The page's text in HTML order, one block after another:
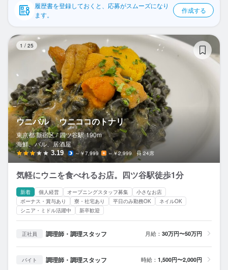
企業情報
履歴書を登録しておくと、応募がスムーズになり
ます。
作成する
1 / 25
ウニバル ウニココのトナリ
東京都 新宿区 / 四ツ谷駅 190m
海鮮、バル、居酒屋
3.19 ～￥7,999 ～￥2,999 24席
気軽にウニを食べれるお店。四ツ谷駅徒歩1分
新着 個人経営 オープニングスタッフ募集
小さなお店
ボーナス・賞与あり
寮・社宅あり 平日のみ勤務OK
ネイルOK
シニア・ミドル活躍中
新卒歓迎
正社員 調理師・調理スタッフ 月給： 30万円〜50万円
バイト 調理師・調理スタッフ 時給： 1,500円〜2,000円